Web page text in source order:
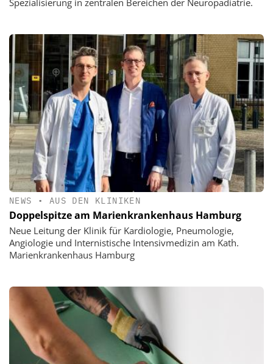
Spezialisierung in zentralen Bereichen der Neuropädiatrie.
NEWS • AUS DEN KLINIKEN
Doppelspitze am Marienkrankenhaus Hamburg
Neue Leitung der Klinik für Kardiologie, Pneumologie,
Angiologie und Internistische Intensivmedizin am Kath.
Marienkrankenhaus Hamburg